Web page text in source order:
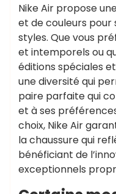
Nike Air propose
et de couleurs pour
styles. Que vous
et intemporels ou
éditions spéciales
une diversité qui
paire parfaite qui
et à ses
choix, Nike Air
la chaussure qui
bénéficiant de
exceptionnels